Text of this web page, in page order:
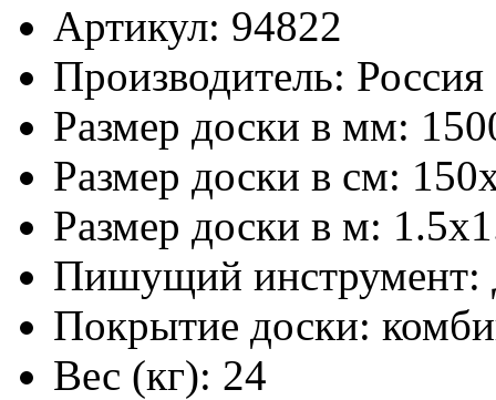
Артикул: 94822
Производитель: Россия
Размер доски в мм:
Размер доски в см:
Размер доски в м:
Пишущий инструмент:
Покрытие доски:
Вес (кг): 24